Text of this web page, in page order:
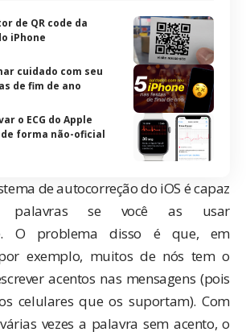
de QR code da
iPhone
cuidado com seu
de fim de ano
o ECG do Apple
forma não-oficial
de autocorreção do iOS é capaz
palavras se você as usar
O problema disso é que, em
exemplo, muitos de nós tem o
acentos nas mensagens (pois
celulares que os suportam). Com
vezes a palavra sem acento, o